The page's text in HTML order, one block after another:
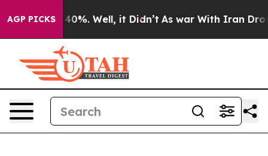
AGP PICKS
Around 40%. Well, it Didn’t As war With Iran Drove